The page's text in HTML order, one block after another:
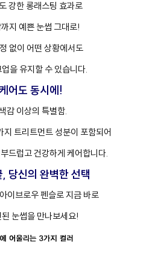
강한 롱래스팅 효과로
지 예쁜 눈썹 그대로!
없이 어떤 상황에서도
을 유지할 수 있습니다.
어도 동시에!
감 이상의 특별함.
트리트먼트 성분이 포함되어
드럽고 건강하게 케어합니다.
당신의 완벽한 선택
이브로우 펜슬로 지금 바로
눈썹을 만나보세요!